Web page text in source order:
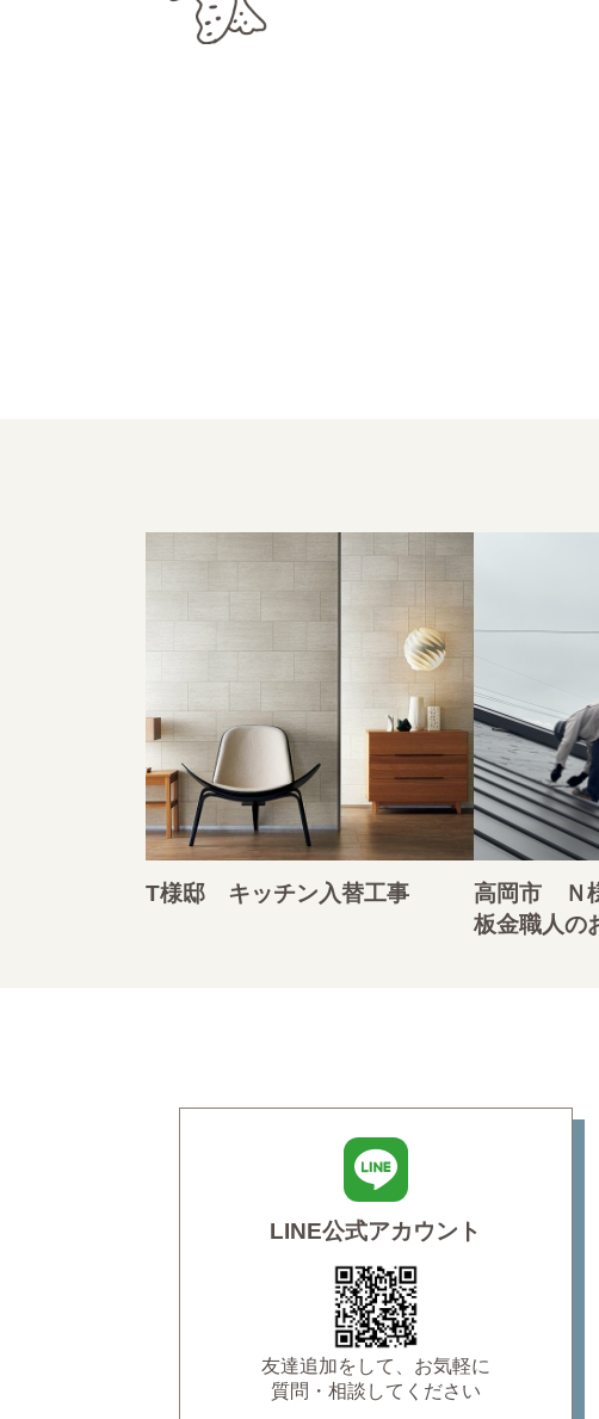
T様邸 キッチン入替工事
高岡市 Ｎ
板金職人の
LINE公式アカウント
友達追加をして、お気軽に
質問・相談してください